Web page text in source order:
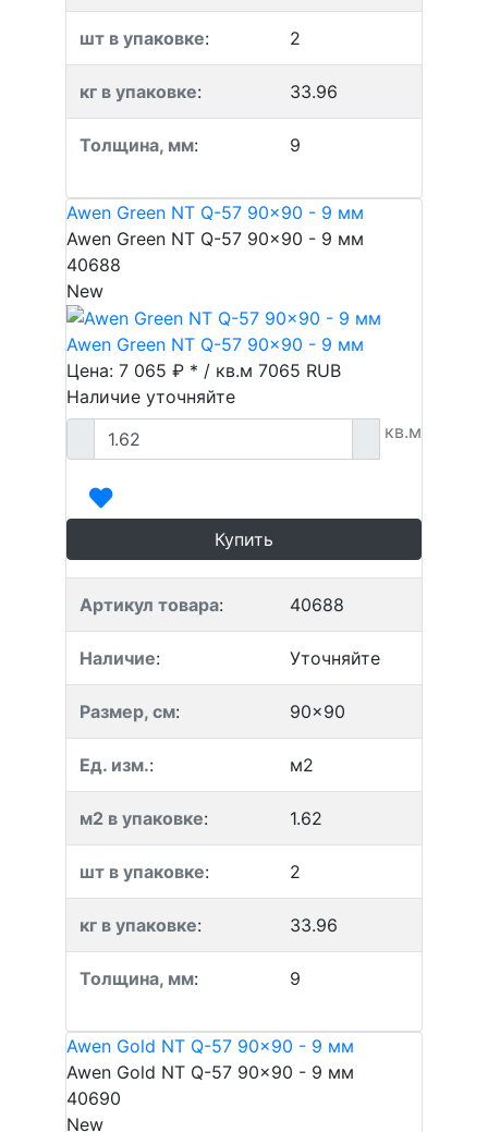
шт в упаковке: 2
кг в упаковке: 33.96
Толщина, мм: 9
Awen Green NT Q-57 90x90 - 9 мм
Awen Green NT Q-57 90x90 - 9 мм
40688
New
Awen Green NT Q-57 90x90 - 9 мм
Цена: 7 065 ₽ * / кв.м 7065 RUB
Наличие уточняйте
кв.м
Купить
Артикул товара: 40688
Наличие: Уточняйте
Размер, см: 90x90
Ед. изм.: м2
м2 в упаковке: 1.62
шт в упаковке: 2
кг в упаковке: 33.96
Толщина, мм: 9
Awen Gold NT Q-57 90x90 - 9 мм
Awen Gold NT Q-57 90x90 - 9 мм
40690
New